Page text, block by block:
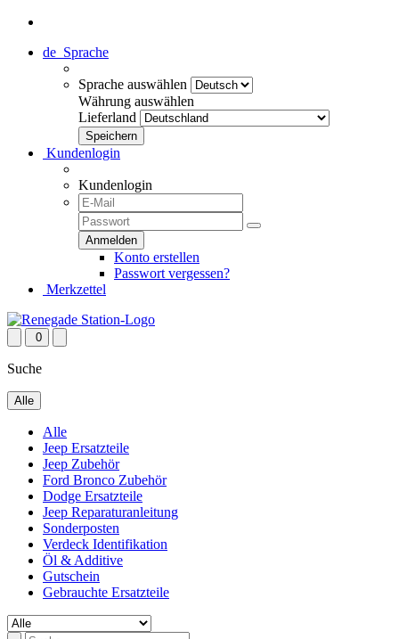
de Sprache
Sprache auswählen
Währung auswählen
Lieferland
Kundenlogin
Kundenlogin
Konto erstellen
Passwort vergessen?
Merkzettel
0
Suche
Alle
Alle
Jeep Ersatzteile
Jeep Zubehör
Ford Bronco Zubehör
Dodge Ersatzteile
Jeep Reparaturanleitung
Sonderposten
Verdeck Identifikation
Öl & Additive
Gutschein
Gebrauchte Ersatzteile